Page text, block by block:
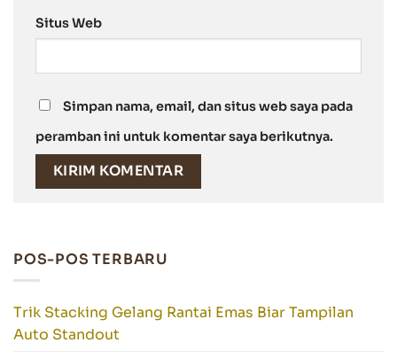
Situs Web
Simpan nama, email, dan situs web saya pada
peramban ini untuk komentar saya berikutnya.
POS-POS TERBARU
Trik Stacking Gelang Rantai Emas Biar Tampilan
Auto Standout